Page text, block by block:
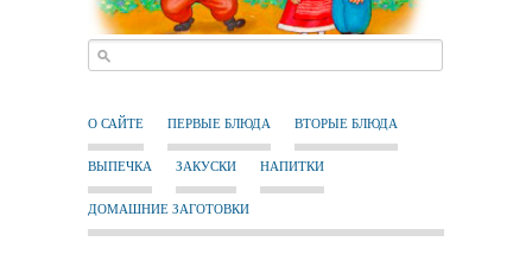
О САЙТЕ ПЕРВЫЕ БЛЮДА ВТОРЫЕ БЛЮДА
ВЫПЕЧКА ЗАКУСКИ НАПИТКИ
ДОМАШНИЕ ЗАГОТОВКИ